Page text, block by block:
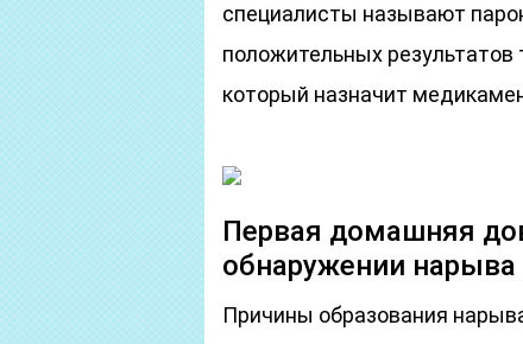
специалисты называют
положительных
который назначит
Первая домашняя
обнаружении нарыва
Причины образования